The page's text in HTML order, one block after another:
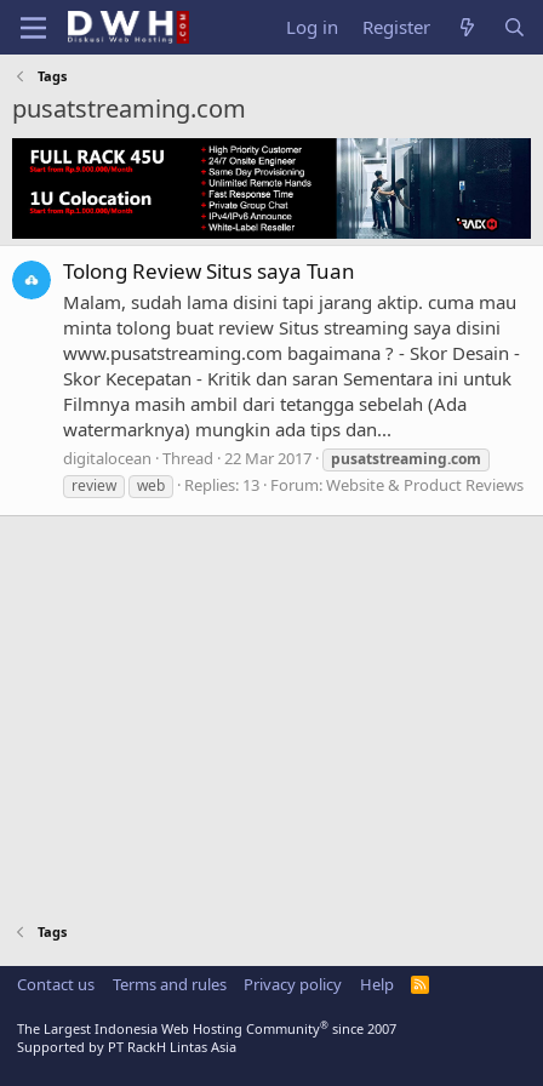
Log in Register
Tags
pusatstreaming.com
Tolong Review Situs saya Tuan
Malam, sudah lama disini tapi jarang aktip. cuma mau
minta tolong buat review Situs streaming saya disini
www.pusatstreaming.com bagaimana ? - Skor Desain -
Skor Kecepatan - Kritik dan saran Sementara ini untuk
Filmnya masih ambil dari tetangga sebelah (Ada
watermarknya) mungkin ada tips dan...
digitalocean Thread 22 Mar 2017
pusatstreaming.com
review
web Replies: 13 Forum:Website & Product Reviews
Tags
Contact us Terms and rules Privacy policy Help
R
The Largest Indonesia Web Hosting Community® since 2007
Supported by PT RackH Lintas Asia